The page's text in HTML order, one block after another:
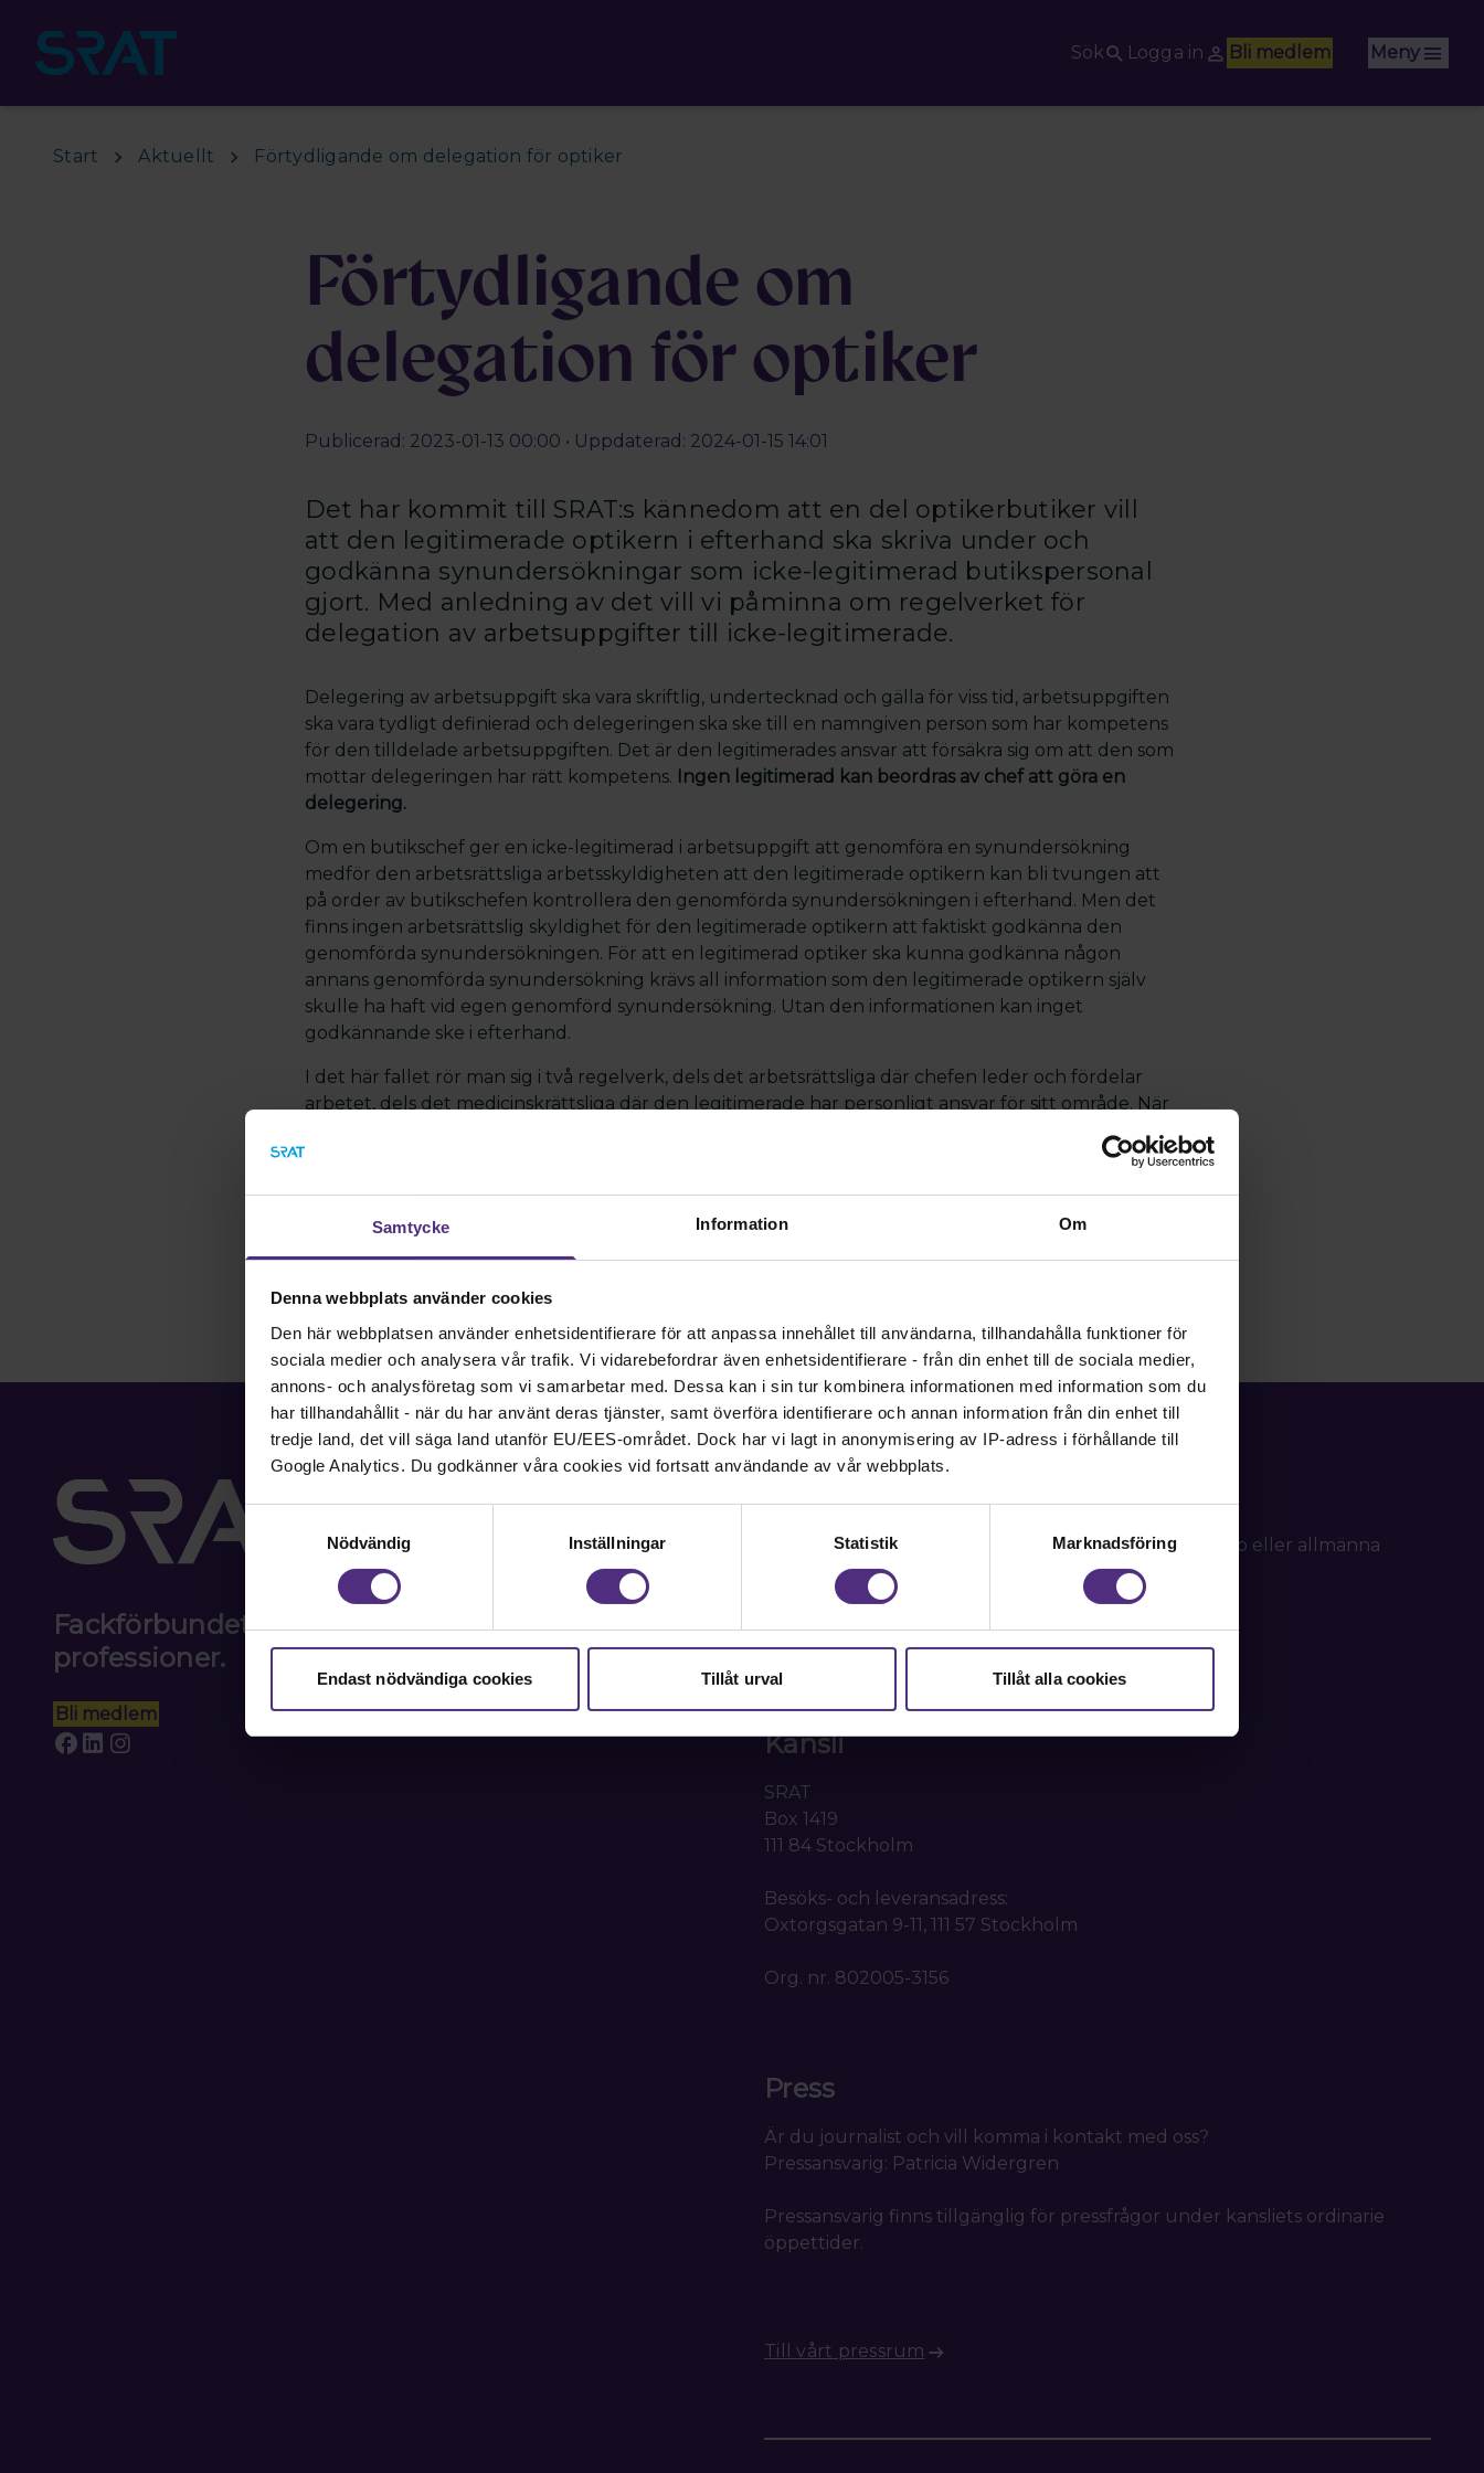
Samtycke Information Om
Denna webbplats använder cookies
Den här webbplatsen använder enhetsidentifierare för att anpassa innehållet till användarna, tillhandahålla funktioner för
sociala medier och analysera vår trafik. Vi vidarebefordrar även enhetsidentifierare - från din enhet till de sociala medier,
annons- och analysföretag som vi samarbetar med. Dessa kan i sin tur kombinera informationen med information som du
har tillhandahållit - när du har använt deras tjänster, samt överföra identifierare och annan information från din enhet till
tredje land, det vill säga land utanför EU/EES-området. Dock har vi lagt in anonymisering av IP-adress i förhållande till
Google Analytics. Du godkänner våra cookies vid fortsatt användande av vår webbplats.
Samtyckesval
Nödvändig
Inställningar Statistik Marknadsföring
Endast nödvändiga cookies Tillåt urval Tillåt alla cookies
Sök
Logga in Bli medlem Meny
Start Aktuellt Förtydligande om delegation för optiker
Förtydligande om
delegation för optiker
Publicerad: 2023-01-13 00:00 • Uppdaterad: 2024-01-15 14:01
Det har kommit till SRAT:s kännedom att en del optikerbutiker vill
att den legitimerade optikern i efterhand ska skriva under och
godkänna synundersökningar som icke-legitimerad butikspersonal
gjort. Med anledning av det vill vi påminna om regelverket för
delegation av arbetsuppgifter till icke-legitimerade.
Delegering av arbetsuppgift ska vara skriftlig, undertecknad och gälla för viss tid, arbetsuppgiften
ska vara tydligt definierad och delegeringen ska ske till en namngiven person som har kompetens
för den tilldelade arbetsuppgiften. Det är den legitimerades ansvar att försäkra sig om att den som
mottar delegeringen har rätt kompetens.
Ingen legitimerad kan beordras av chef att göra en
delegering.
Om en butikschef ger en icke-legitimerad i arbetsuppgift att genomföra en synundersökning
medför den arbetsrättsliga arbetsskyldigheten att den legitimerade optikern kan bli tvungen att
på order av butikschefen kontrollera den genomförda synundersökningen i efterhand. Men det
finns ingen arbetsrättslig skyldighet för den legitimerade optikern att faktiskt godkänna den
genomförda synundersökningen. För att en legitimerad optiker ska kunna godkänna någon
annans genomförda synundersökning krävs all information som den legitimerade optikern själv
skulle ha haft vid egen genomförd synundersökning. Utan den informationen kan inget
godkännande ske i efterhand.
I det här fallet rör man sig i två regelverk, dels det arbetsrättsliga där chefen leder och fördelar
arbetet, dels det medicinskrättsliga där den legitimerade har personligt ansvar för sitt område. När
rekommenderar att kontakt tas med ansvarig förhandlare när frågor om detta uppkommer
Nyhet
Fackförbundet för akademiker i samhällsbärande
professioner.
Bli medlem
Kontakt
Kontakta oss på SRAT med frågor om ditt medlemskap eller allmänna
fackliga frågor om din anställning.
08-442 44 60
Kontakta oss
Kansli
SRAT
Box 1419
111 84 Stockholm
Besöks- och leveransadress:
Oxtorgsgatan 9-11, 111 57 Stockholm
Org. nr. 802005-3156
Press
Är du journalist och vill komma i kontakt med oss?
Pressansvarig: Patricia Widergren
Pressansvarig finns tillgänglig för pressfrågor under kansliets ordinarie
öppettider.
Till vårt pressrum